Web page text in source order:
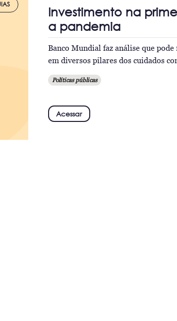
Investimento na
a pandemia
Banco Mundial faz análise que
em diversos pilares dos cuidados
Políticas públicas
Acessar